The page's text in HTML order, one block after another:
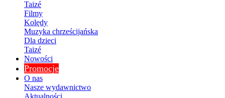
Taizé
Filmy
Kolędy
Muzyka chrześcijańska
Dla dzieci
Taizé
Nowości
Promocje
O nas
Nasze wydawnictwo
Aktualności